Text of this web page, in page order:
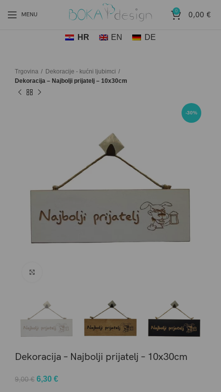
MENU 0 0,00 €
HR EN DE
Trgovina
Dekoracije - kućni ljubimci
Dekoracija – Najbolji prijatelj – 10x30cm
-30%
Dekoracija – Najbolji prijatelj – 10x30cm
9,00€ Original
6,30 €Current